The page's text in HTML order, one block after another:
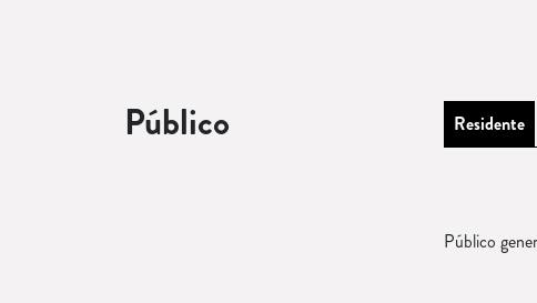
Público Residente
Público